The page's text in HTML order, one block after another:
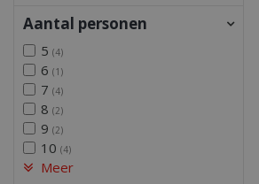
Aantal personen
5 (4)
6 (1)
7 (4)
8 (2)
9 (2)
10 (4)
Meer